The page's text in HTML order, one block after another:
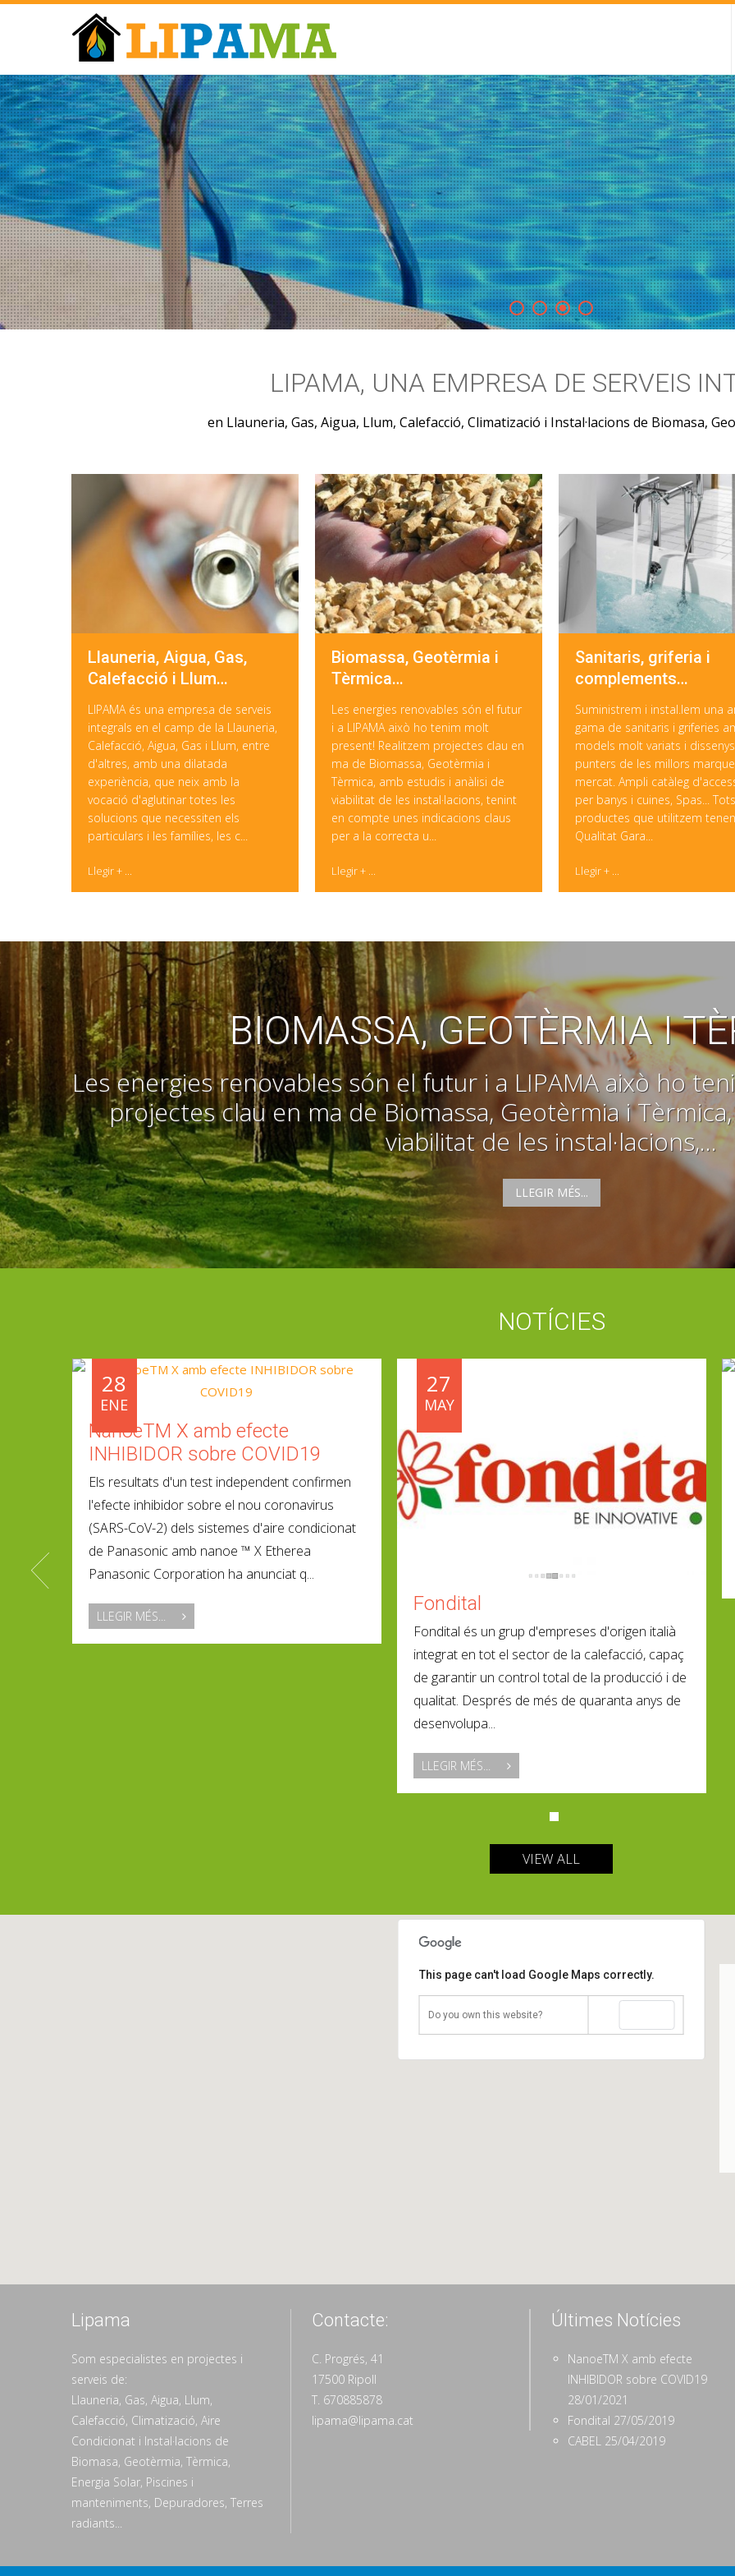
LIPAMA, UNA EMPRESA DE SERVEIS
en Llauneria, Gas, Aigua, Llum, Calefacció, Climatizació i Instal·lacions de Biomasa,
Llauneria, Aigua, Gas,
Calefacció i Llum…
LIPAMA és una empresa de serveis
integrals en el camp de la Llauneria,
Calefacció, Aigua, Gas i Llum, entre
d'altres, amb una dilatada
experiència, que neix amb la
vocació d'aglutinar totes les
solucions que necessiten els
particulars i les famílies, les c...
Llegir + ...
Biomassa, Geotèrmia i
Tèrmica…
Les energies renovables són el futur
i a LIPAMA això ho tenim molt
present! Realitzem projectes clau en
ma de Biomassa, Geotèrmia i
Tèrmica, amb estudis i anàlisi de
viabilitat de les instal·lacions, tenint
en compte unes indicacions claus
per a la correcta u...
Llegir + ...
Sanitaris, griferia i
complements…
Suministrem i instal.lem una
gama de sanitaris i griferies
models molt variats i dissenys
punters de les millors
mercat. Ampli catàleg
per banys i cuines, Spas...
productes que utilitzem
Qualitat Gara...
Llegir + ...
BIOMASSA, GEOTÈRMIA I
Les energies renovables són el futur i a LIPAMA això ho
projectes clau en ma de Biomassa, Geotèrmia i
viabilitat de les instal·lacions,...
LLEGIR MÉS...
NOTÍCIES
28
ENE
NanoeTM X amb efecte
INHIBIDOR sobre COVID19
Els resultats d'un test independent confirmen
l'efecte inhibidor sobre el nou coronavirus
(SARS-CoV-2) dels sistemes d'aire condicionat
de Panasonic amb nanoe ™ X Etherea
Panasonic Corporation ha anunciat q...
LLEGIR MÉS...
27
MAY
Fondital
Fondital és un grup d'empreses d'origen italià
integrat en tot el sector de la calefacció, capaç
de garantir un control total de la producció i de
qualitat. Després de més de quaranta anys de
desenvolupa...
LLEGIR MÉS...
VIEW ALL
This page can't load Google Maps correctly.
Do you own this website?
Lipama
Som especialistes en projectes i
serveis de:
Llauneria, Gas, Aigua, Llum,
Calefacció, Climatizació, Aire
Condicionat i Instal·lacions de
Biomasa, Geotèrmia, Tèrmica,
Energia Solar, Piscines i
manteniments, Depuradores, Terres
radiants...
Contacte:
C. Progrés, 41
17500 Ripoll
T. 670885878
lipama@lipama.cat
Últimes Notícies
NanoeTM X amb efecte
INHIBIDOR sobre COVID19
28/01/2021
Fondital 27/05/2019
CABEL 25/04/2019